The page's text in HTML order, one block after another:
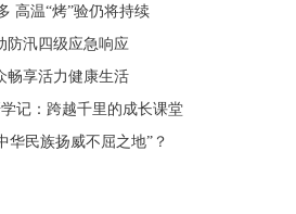
高温“烤”验仍将持续
防汛四级应急响应
畅享活力健康生活
记：跨越千里的成长课堂
华民族扬威不屈之地”？